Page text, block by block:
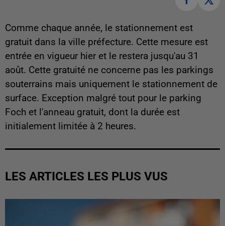
Comme chaque année, le stationnement est
gratuit dans la ville préfecture. Cette mesure est
entrée en vigueur hier et le restera jusqu'au 31
août. Cette gratuité ne concerne pas les parkings
souterrains mais uniquement le stationnement de
surface. Exception malgré tout pour le parking
Foch et l'anneau gratuit, dont la durée est
initialement limitée à 2 heures.
LES ARTICLES LES PLUS VUS